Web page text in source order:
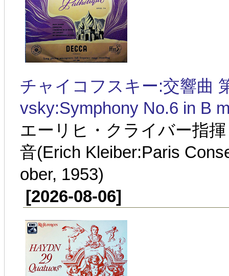
チャイコフスキー:交響曲
vsky:Symphony No.6 in B
エーリヒ・クライバー指
音(Erich Kleiber:Paris
ober, 1953)
[2026-08-06]